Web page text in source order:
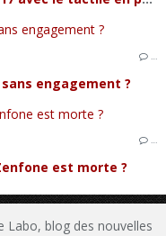
engagement ?
…
est morte ?
Labo, blog des nouvelles